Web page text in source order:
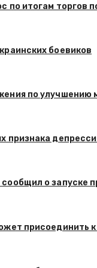
по итогам торгов
боевиков
по
признака
о запуске
присоединить